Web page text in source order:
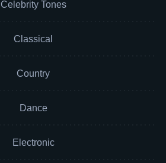
Celebrity Tones
Classical
Country
Dance
Electronic